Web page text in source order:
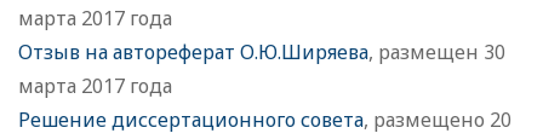
марта 2017 года
Отзыв на автореферат О.Ю.Ширяева, размещен 30
марта 2017 года
Решение диссертационного совета, размещено 20